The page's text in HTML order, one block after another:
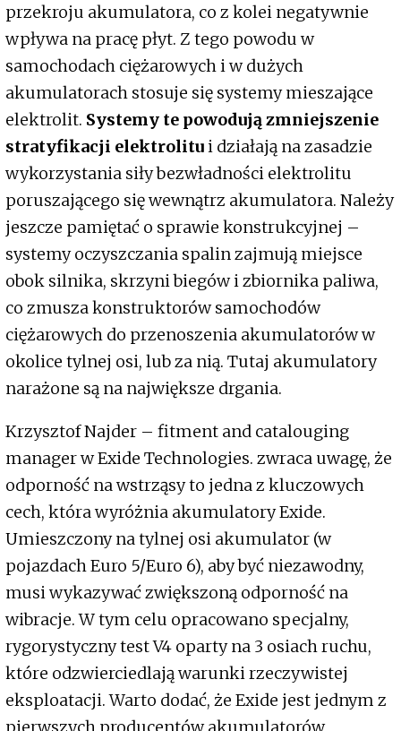
przekroju akumulatora, co z kolei negatywnie
wpływa na pracę płyt. Z tego powodu w
samochodach ciężarowych i w dużych
akumulatorach stosuje się systemy mieszające
elektrolit. Systemy te powodują zmniejszenie
stratyfikacji elektrolitu i działają na zasadzie
wykorzystania siły bezwładności elektrolitu
poruszającego się wewnątrz akumulatora. Należy
jeszcze pamiętać o sprawie konstrukcyjnej –
systemy oczyszczania spalin zajmują miejsce
obok silnika, skrzyni biegów i zbiornika paliwa,
co zmusza konstruktorów samochodów
ciężarowych do przenoszenia akumulatorów w
okolice tylnej osi, lub za nią. Tutaj akumulatory
narażone są na największe drgania.
Krzysztof Najder – fitment and catalouging
manager w Exide Technologies. zwraca uwagę, że
odporność na wstrząsy to jedna z kluczowych
cech, która wyróżnia akumulatory Exide.
Umieszczony na tylnej osi akumulator (w
pojazdach Euro 5/Euro 6), aby być niezawodny,
musi wykazywać zwiększoną odporność na
wibracje. W tym celu opracowano specjalny,
rygorystyczny test V4 oparty na 3 osiach ruchu,
które odzwierciedlają warunki rzeczywistej
eksploatacji. Warto dodać, że Exide jest jednym z
pierwszych producentów akumulatorów